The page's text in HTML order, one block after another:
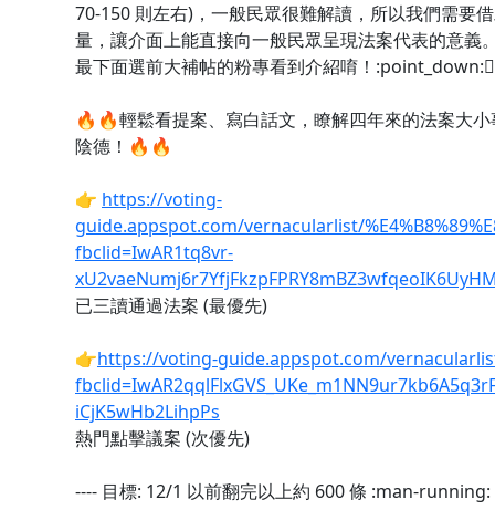
70-150 則左右)，一般民眾很難解讀，所以我們需要
量，讓介面上能直接向一般民眾呈現法案代表的意義
最下面選前大補帖的粉專看到介紹唷！
🔥🔥輕鬆看提案、寫白話文，瞭解四年來的法案大
陰德！🔥🔥
👉 https://voting-
guide.appspot.com/vernacularlist/
fbclid=IwAR1tq8vr-
已三讀通過法案 (最優先)
👉https://voting-guide.appspot.com/
iCjK5wHb2LihpPs
熱門點擊議案 (次優先)
---- 目標: 12/1 以前翻完以上約 600 條 :man-